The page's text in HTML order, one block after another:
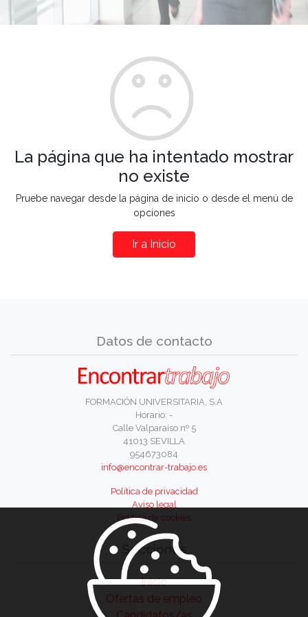
La página que ha intentado mostrar
no existe
Pruebe navegar desde la página de inicio o desde el menú de
opciones
Ir a Inicio
Datos de contacto
FORMACIÓN UNIVERSITARIA, S.A
Horario: -
Calle Valparaíso nº 5
41013 SEVILLA
954673084
info@encontrar-trabajo.es
Política de privacidad
Aviso legal
Política de cookies
Secciones
Inicio
Ofertas de empleo